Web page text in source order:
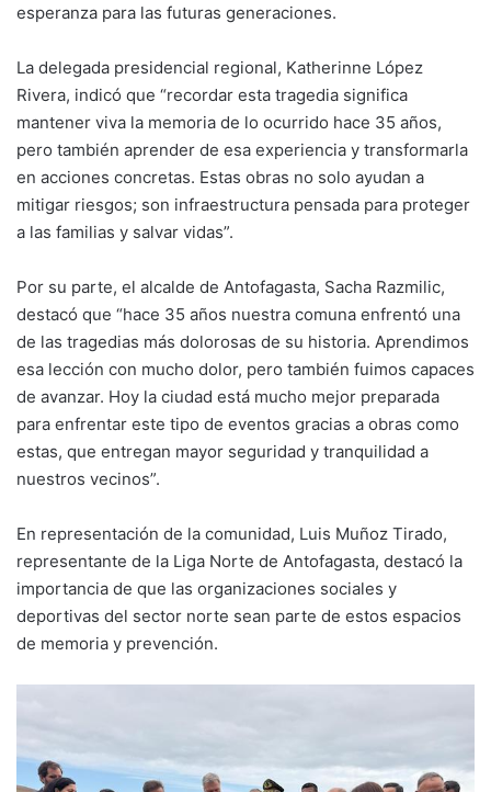
esperanza para las futuras generaciones.
La delegada presidencial regional, Katherinne López
Rivera, indicó que “recordar esta tragedia significa
mantener viva la memoria de lo ocurrido hace 35 años,
pero también aprender de esa experiencia y transformarla
en acciones concretas. Estas obras no solo ayudan a
mitigar riesgos; son infraestructura pensada para proteger
a las familias y salvar vidas”.
Por su parte, el alcalde de Antofagasta, Sacha Razmilic,
destacó que “hace 35 años nuestra comuna enfrentó una
de las tragedias más dolorosas de su historia. Aprendimos
esa lección con mucho dolor, pero también fuimos capaces
de avanzar. Hoy la ciudad está mucho mejor preparada
para enfrentar este tipo de eventos gracias a obras como
estas, que entregan mayor seguridad y tranquilidad a
nuestros vecinos”.
En representación de la comunidad, Luis Muñoz Tirado,
representante de la Liga Norte de Antofagasta, destacó la
importancia de que las organizaciones sociales y
deportivas del sector norte sean parte de estos espacios
de memoria y prevención.